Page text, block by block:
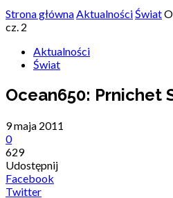
Strona głównaAktualnościŚwiat
cz. 2
Aktualności
Świat
Ocean650: Prnichet
9 maja 2011
0
629
Udostępnij
Facebook
Twitter